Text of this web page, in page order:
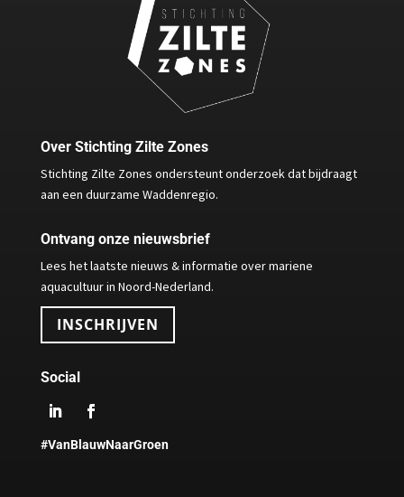
Over Stichting Zilte Zones
Stichting Zilte Zones ondersteunt onderzoek dat bijdraagt
aan een duurzame Waddenregio.
Ontvang onze nieuwsbrief
Lees het laatste nieuws & informatie over mariene
aquacultuur in Noord-Nederland.
INSCHRIJVEN
Social
#VanBlauwNaarGroen